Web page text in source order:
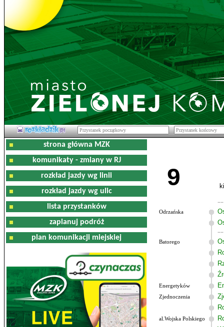
strona główna MZK
komunikaty - zmiany w RJ
rozkład jazdy wg linii
rozkład jazdy wg ulic
lista przystanków
zaplanuj podróż
plan komunikacji miejskiej
9
Odrzańska
Batorego
Energetyków
Zjednoczenia
al.Wojska Polskiego